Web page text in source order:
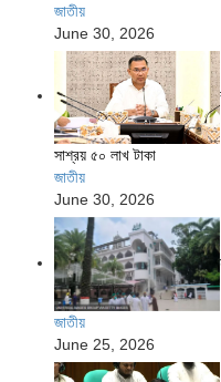
জাতীয়
June 30, 2026
সাশ্রয় ৫০ লাখ টাকা
জাতীয়
June 30, 2026
জাতীয়
June 25, 2026